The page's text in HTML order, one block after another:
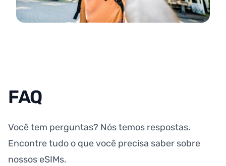
FAQ
Você tem perguntas? Nós temos respostas.
Encontre tudo o que você precisa saber sobre
nossos eSIMs.